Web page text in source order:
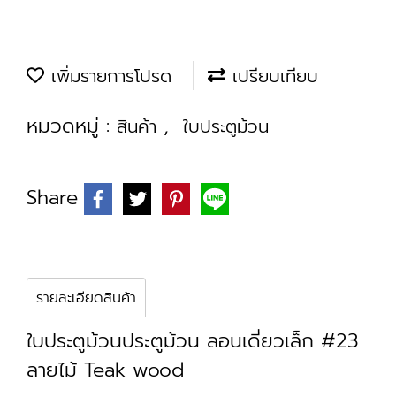
เพิ่มรายการโปรด เปรียบเทียบ
หมวดหมู่ : สินค้า , ใบประตูม้วน
Share
รายละเอียดสินค้า
ใบประตูม้วนประตูม้วน ลอนเดี่ยวเล็ก #23
ลายไม้ Teak wood